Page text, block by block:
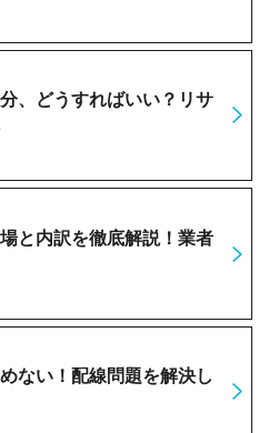
、どうすればいい？リサ
と内訳を徹底解説！業者
ない！配線問題を解決し